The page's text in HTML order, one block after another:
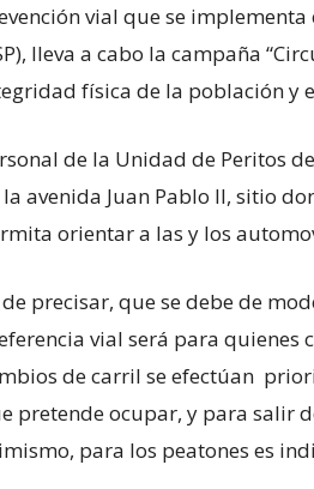
vial que se
lleva a cabo la campaña
física de la población y
de la Unidad de Peritos
la avenida Juan Pablo II, sitio
orientar a las y los
de precisar, que se debe de
vial será para quienes
de carril se efectúan
pretende ocupar, y para salir
para los peatones es